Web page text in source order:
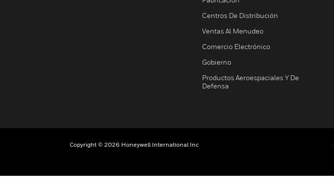
Centros De Distribución
Ventas Al Menudeo
Comercio Electrónico
Gobierno
Productos Aeroespaciales Y De
Defensa
Copyright © 2026 Honeywell International Inc